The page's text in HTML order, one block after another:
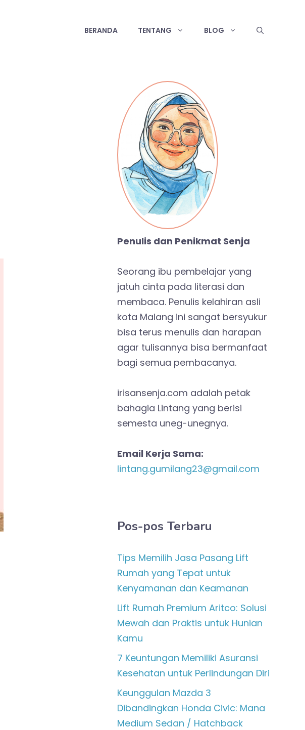
BERANDA TENTANG BLOG
Penulis dan Penikmat Senja
Seorang ibu pembelajar yang
jatuh cinta pada literasi dan
membaca. Penulis kelahiran asli
kota Malang ini sangat bersyukur
bisa terus menulis dan harapan
agar tulisannya bisa bermanfaat
bagi semua pembacanya.
irisansenja.com adalah petak
bahagia Lintang yang berisi
semesta uneg-unegnya.
Email Kerja Sama:
lintang.gumilang23@gmail.com
Pos-pos Terbaru
Tips Memilih Jasa Pasang Lift
Rumah yang Tepat untuk
Kenyamanan dan Keamanan
Lift Rumah Premium Aritco: Solusi
Mewah dan Praktis untuk Hunian
Kamu
7 Keuntungan Memiliki Asuransi
Kesehatan untuk Perlindungan Diri
Keunggulan Mazda 3
Dibandingkan Honda Civic: Mana
Medium Sedan / Hatchback